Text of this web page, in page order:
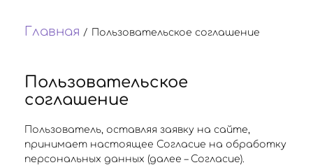
Главная / Пользовательское соглашение
Пользовательское
соглашение
Пользователь, оставляя заявку на сайте,
принимает настоящее Согласие на обработку
персональных данных (далее – Согласие).